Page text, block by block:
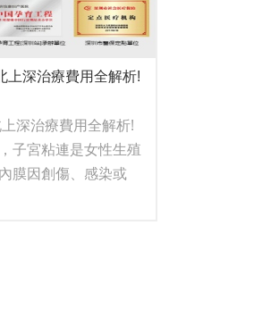
上深治療費用全解析!
深治療費用全解析!
子宮粘連是女性生殖
膜因創傷、感染或